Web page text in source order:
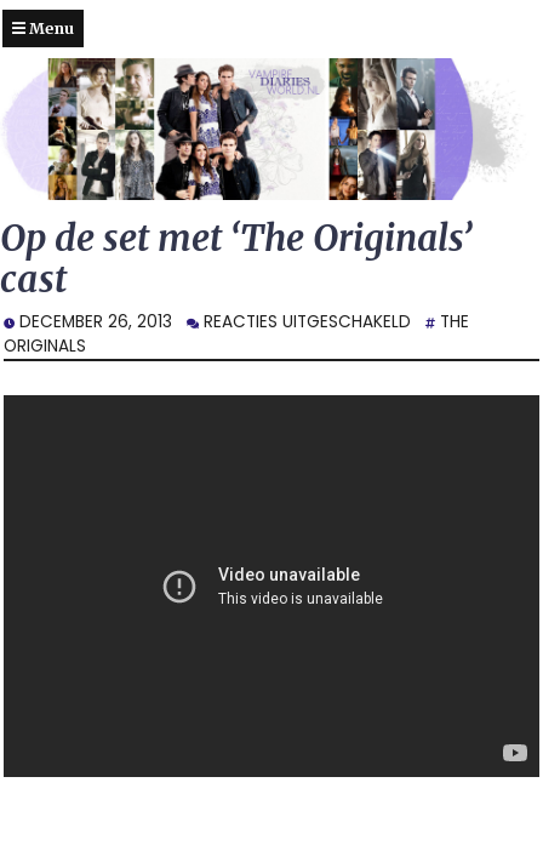
Menu
Op de set met ‘The Originals’
cast
DECEMBER 26, 2013 REACTIES UITGESCHAKELD VOOR
DE
SET
THE
ORIGINALS